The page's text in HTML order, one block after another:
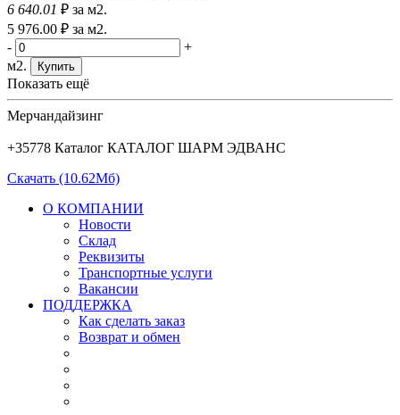
6 640.01 ₽ за м2.
5 976.00 ₽ за м2.
-
+
м2.
Купить
Показать ещё
Мерчандайзинг
+35778 Каталог КАТАЛОГ ШАРМ ЭДВАНС
Скачать (10.62Мб)
О КОМПАНИИ
Новости
Склад
Реквизиты
Транспортные услуги
Вакансии
ПОДДЕРЖКА
Как сделать заказ
Возврат и обмен